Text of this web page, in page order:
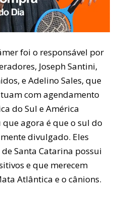
foi o responsável por
Joseph Santini,
e Adelino Sales, que
com agendamento
do Sul e América
agora é que o sul do
divulgado. Eles
Santa Catarina possui
e que merecem
Atlântica e o cânions.